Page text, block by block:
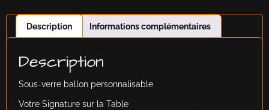
Description Informations complémentaires
Description
Sous-verre ballon personnalisable
Votre Signature sur la Table